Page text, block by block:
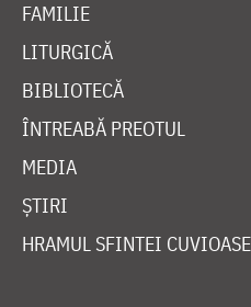
FAMILIE
LITURGICĂ
BIBLIOTECĂ
ÎNTREABĂ PREOTUL
MEDIA
ȘTIRI
HRAMUL SFINTEI